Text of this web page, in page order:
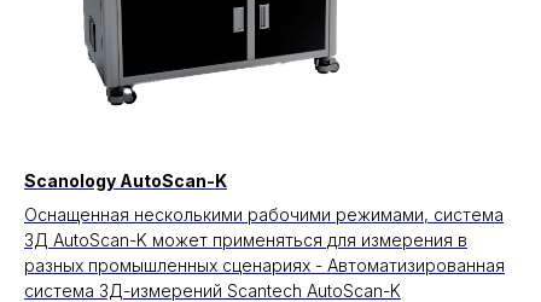
Scanology AutoScan-K
Оснащенная несколькими рабочими режимами, система
3Д AutoScan-K может применяться для измерения в
разных промышленных сценариях - Автоматизированная
система 3Д-измерений Scantech AutoScan-K